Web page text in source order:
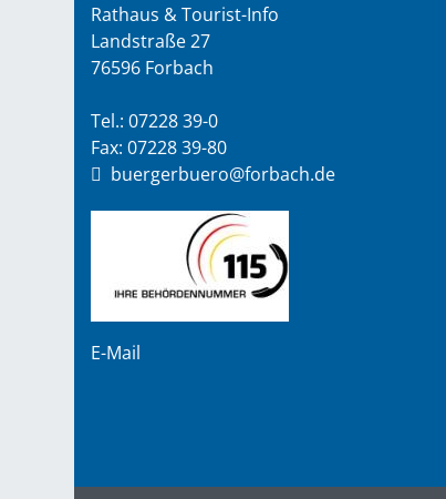
Rathaus & Tourist-Info
Landstraße 27
76596 Forbach
Tel.: 07228 39-0
Fax: 07228 39-80
buergerbuero@forbach.de
E-Mail